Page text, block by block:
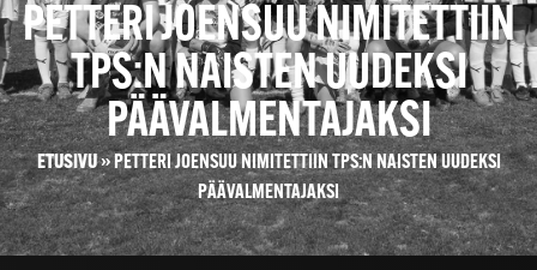
PETTERI JOENSUU NIMITETTIIN
TPS:N NAISTEN UUDEKSI
PÄÄVALMENTAJAKSI
ETUSIVU»PETTERI JOENSUU NIMITETTIIN TPS:N NAISTEN UUDEKSI
PÄÄVALMENTAJAKSI